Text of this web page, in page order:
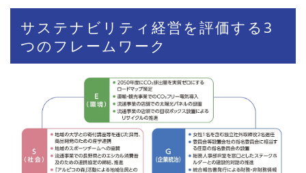
サステナビリティ経営を評価する3
つのフレームワーク